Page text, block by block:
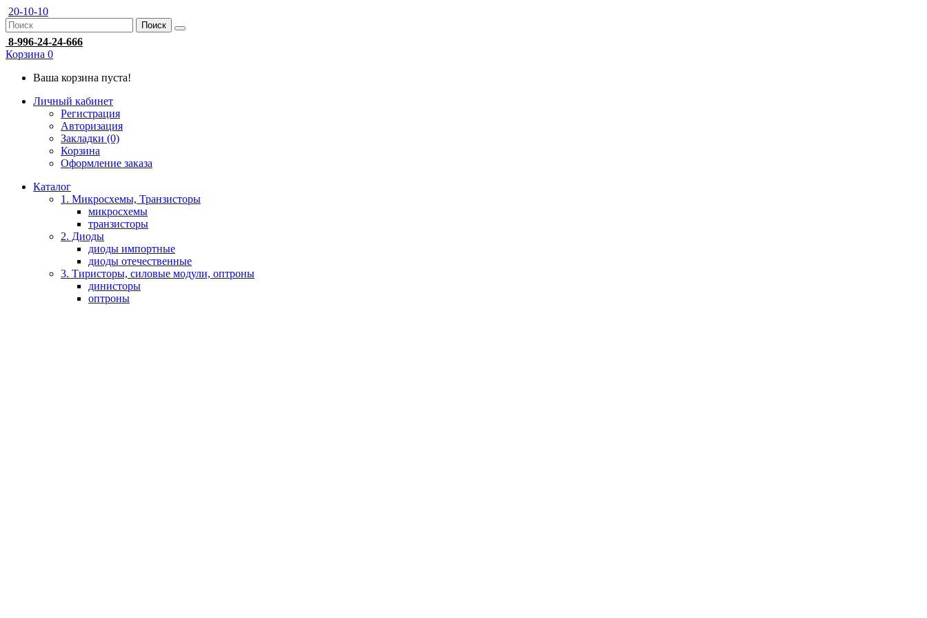
20-10-10
Поиск
8-996-24-24-666
Корзина 0
Ваша корзина пуста!
Личный кабинет
Регистрация
Авторизация
Закладки (0)
Корзина
Оформление заказа
Каталог
1. Микросхемы, Транзисторы
микросхемы
транзисторы
2. Диоды
диоды импортные
диоды отечественные
3. Тиристоры, силовые модули, оптроны
динисторы
оптроны